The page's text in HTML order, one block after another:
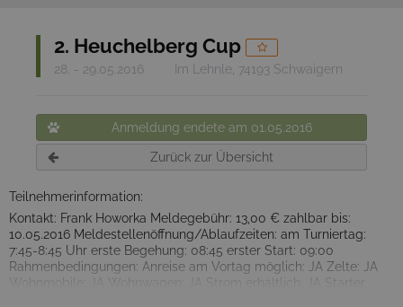
2. Heuchelberg Cup
28. - 29.05.2016 Im Lehnle, 74193 Schwaigern
Anmeldung endete am 01.05.2016
Zurück zur Übersicht
Teilnehmerinformation:
Kontakt: Frank Howorka Meldegebühr: 13,00 € zahlbar bis:
10.05.2016 Meldestellenöffnung/Ablaufzeiten: am Turniertag:
7:45-8:45 Uhr erste Begehung: 08:45 erster Start: 09:00
Rahmenbedingungen: Anreise am Vortag möglich: JA Zelte: JA
Wohnmobile: JA Wohnwagen: JA Strom erhältlich: JA Starter